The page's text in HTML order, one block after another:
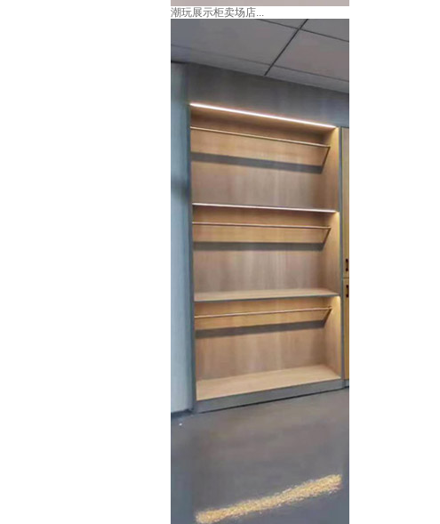
潮玩展示柜卖场店...